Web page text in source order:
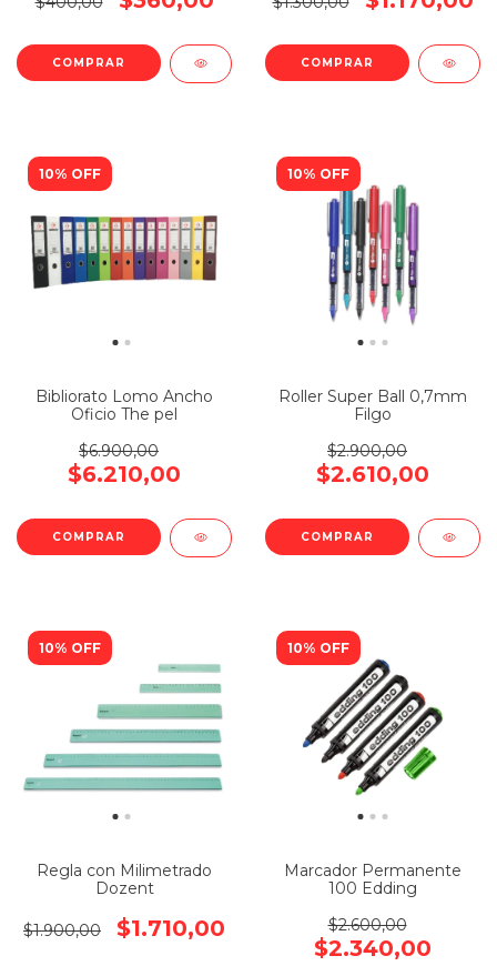
COMPRAR
10% OFF
Bibliorato Lomo Ancho
Oficio The pel
$6.900,00
$6.210,00
COMPRAR
10% OFF
Roller Super Ball 0,7mm
Filgo
$2.900,00
$2.610,00
COMPRAR
10% OFF
Regla con Milimetrado
Dozent
$1.900,00 $1.710,00
10% OFF
Marcador Permanente
100 Edding
$2.600,00
$2.340,00